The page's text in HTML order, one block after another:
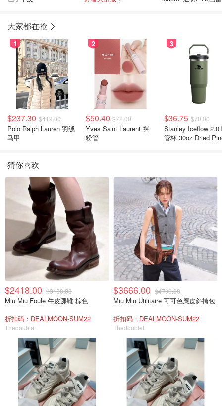
大家都在抢
1
$237.30 $419.00
Polo Ralph Lauren 羽绒
马甲
2
$50.40 $72.00
Yves Saint Laurent 裸
粉管
3
$36.75 $70.00
Stanley Iceflow 2.0 吸
管杯 30oz Dried
猜你喜欢
$2418.00 $3100.00
Miu Miu Foule 牛皮踝靴 棕色
折扣码：DEALMOON-SUM22
ThedoubleF
$3666.00 $4700.00
Miu Miu Utilitaire 可可色麂皮斜挎包
折扣码：DEALMOON-SUM22
ThedoubleF